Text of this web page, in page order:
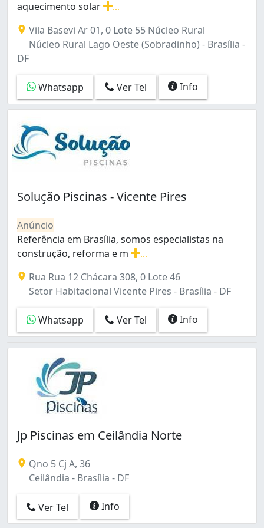
Sobradinho (7)
Taguatinga (6)
Taguatinga Norte (1)
Taguatinga Norte (Taguatinga) (1)
Zona Industrial (1)
aquecimento solar
Vila Basevi Ar 01, 0 Lote 55 Núcleo Rural
Núcleo Rural Lago Oeste (Sobradinho) - Brasília -
DF
Whatsapp Ver Tel Info
Solução Piscinas - Vicente Pires
Anúncio
Referência em Brasília, somos especialistas na
construção, reforma e m
Rua Rua 12 Chácara 308, 0 Lote 46
Setor Habitacional Vicente Pires - Brasília - DF
Whatsapp Ver Tel Info
Jp Piscinas em Ceilândia Norte
Qno 5 Cj A, 36
Ceilândia - Brasília - DF
Ver Tel Info